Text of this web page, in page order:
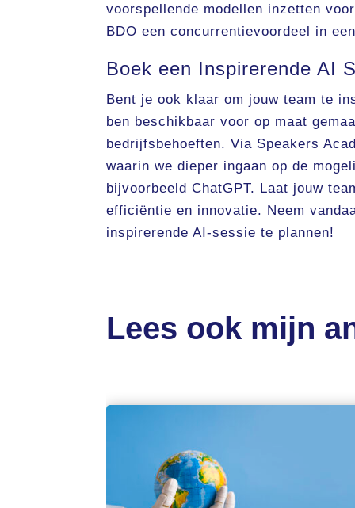
voorspellende modellen inzetten
BDO een concurrentievoordeel in
Boek een Inspirerende AI
Bent je ook klaar om jouw team te
ben beschikbaar voor op maat
bedrijfsbehoeften. Via Speakers
waarin we dieper ingaan op de
bijvoorbeeld ChatGPT. Laat jouw
efficiëntie en innovatie. Neem
inspirerende AI-sessie te plannen!
Lees ook mijn